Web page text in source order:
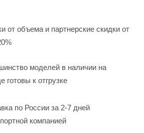
от объема и партнерские скидки от
моделей в наличии на
готовы к отгрузке
по России за 2-7 дней
компанией